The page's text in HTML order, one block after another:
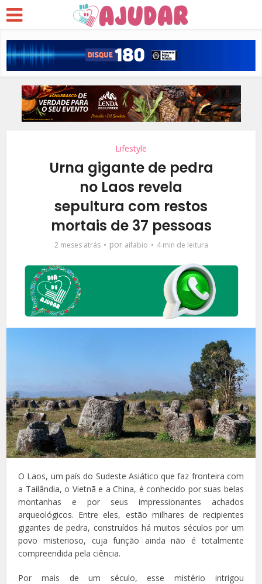
Lifestyle
Urna gigante de pedra
no Laos revela
sepultura com restos
mortais de 37 pessoas
2 meses atrás por aifabio 4 min de leitura
O Laos, um país do Sudeste Asiático que faz fronteira com
a Tailândia, o Vietnã e a China, é conhecido por suas belas
montanhas e por seus impressionantes achados
arqueológicos. Entre eles, estão milhares de recipientes
gigantes de pedra, construídos há muitos séculos por um
povo misterioso, cuja função ainda não é totalmente
compreendida pela ciência.
Por mais de um século, esse mistério intrigou